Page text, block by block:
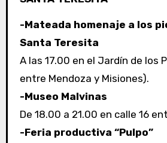
-Mateada homenaje a los
Santa Teresita
A las 17.00 en el Jardín de los
entre Mendoza y Misiones).
-Museo Malvinas
De 18.00 a 21.00 en calle 16
-Feria productiva “Pulpo”